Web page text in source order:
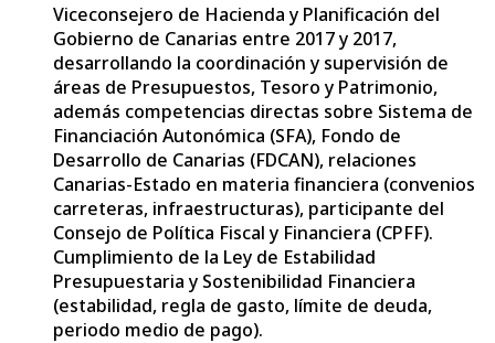
Viceconsejero de Hacienda y Planificación del
Gobierno de Canarias entre 2017 y 2017,
desarrollando la coordinación y supervisión de
áreas de Presupuestos, Tesoro y Patrimonio,
además competencias directas sobre Sistema de
Financiación Autonómica (SFA), Fondo de
Desarrollo de Canarias (FDCAN), relaciones
Canarias-Estado en materia financiera (convenios
carreteras, infraestructuras), participante del
Consejo de Política Fiscal y Financiera (CPFF).
Cumplimiento de la Ley de Estabilidad
Presupuestaria y Sostenibilidad Financiera
(estabilidad, regla de gasto, límite de deuda,
periodo medio de pago).